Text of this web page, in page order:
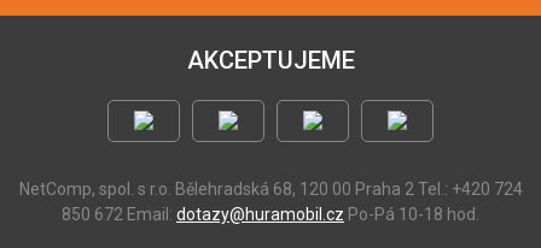
AKCEPTUJEME
NetComp, spol. s r.o. Bělehradská 68, 120 00 Praha 2 Tel.: +420 724
850 672 Email: dotazy@huramobil.cz Po-Pá 10-18 hod.